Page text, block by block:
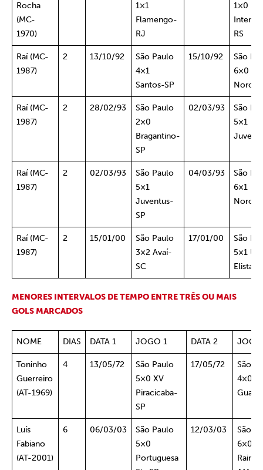
Rocha
(MC-
1970)
1×1
Flamengo-
RJ
1×0
RS
Raí (MC-
1987)
2 13/10/92
São Paulo
4×1
Santos-SP
15/10/92
São
6×0
Raí (MC-
1987)
2 28/02/93
São Paulo
2×0
Bragantino-
SP
02/03/93
São
5×1
Raí (MC-
1987)
2 02/03/93
São Paulo
5×1
Juventus-
SP
04/03/93
São
6×1
Raí (MC-
1987)
2 15/01/00
São Paulo
3×2 Avaí-
SC
17/01/00
São
5×1
Elista-
MENORES INTERVALOS DE TEMPO ENTRE TRÊS OU MAIS
GOLS MARCADOS
NOME DIAS DATA 1 JOGO 1 DATA 2
Toninho
Guerreiro
(AT-1969)
4 13/05/72
São Paulo
5×0 XV
Piracicaba-
SP
17/05/72
São
4×0
Luís
Fabiano
(AT-2001)
6 06/03/03
São Paulo
5×0
Portuguesa
12/03/03
São
6×0